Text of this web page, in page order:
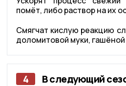
помёт, либо раствор на их
Смягчат кислую реакцию
доломитовой муки,
4 В следующий